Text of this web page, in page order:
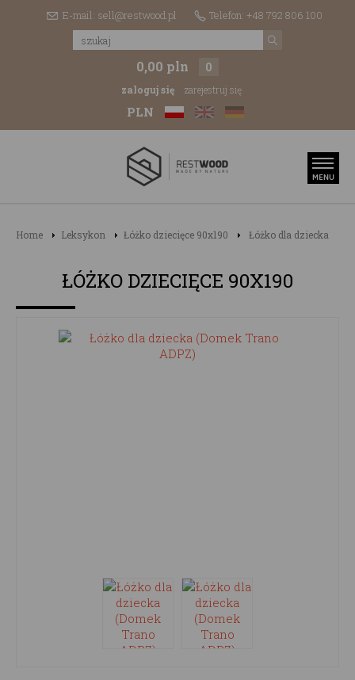
E-mail: sell@restwood.pl Telefon: +48 792 806 100
0,00 pln 0
zaloguj się zarejestruj się
PLN
Home Leksykon Łóżko dziecięce 90x190 Łóżko dla dziecka
ŁÓŻKO DZIECIĘCE 90X190